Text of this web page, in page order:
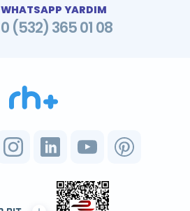
WHATSAPP YARDIM
0 (532) 365 01 08